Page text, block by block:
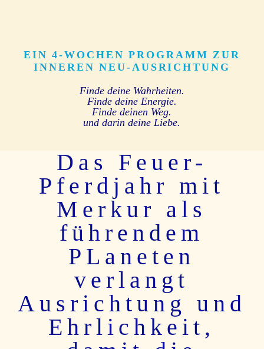
EIN 4-WOCHEN PROGRAMM ZUR
INNEREN NEU-AUSRICHTUNG
Finde deine Wahrheiten.
Finde deine Energie.
Finde deinen Weg.
und darin deine Liebe.
Das Feuer-
Pferdjahr mit
Merkur als
führendem
PLaneten
verlangt
Ausrichtung und
Ehrlichkeit,